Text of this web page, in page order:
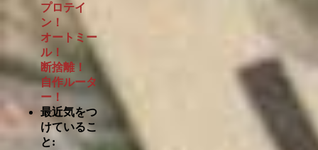
プロテイ
ン！
オートミー
ル！
断捨離！
自作ルータ
ー！
最近気をつ
けているこ
と: